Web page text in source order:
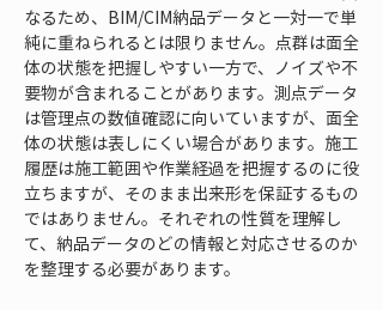
なるため、BIM/CIM納品データと一対一で単
純に重ねられるとは限りません。点群は面全
体の状態を把握しやすい一方で、ノイズや不
要物が含まれることがあります。測点データ
は管理点の数値確認に向いていますが、面全
体の状態は表しにくい場合があります。施工
履歴は施工範囲や作業経過を把握するのに役
立ちますが、そのまま出来形を保証するもの
ではありません。それぞれの性質を理解し
て、納品データのどの情報と対応させるのか
を整理する必要があります。